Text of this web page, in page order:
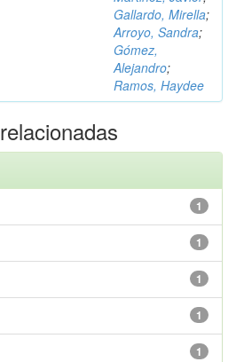
Gallardo, Mirella;
Arroyo, Sandra;
Gómez,
Alejandro;
Ramos, Haydee
1
1
1
1
1